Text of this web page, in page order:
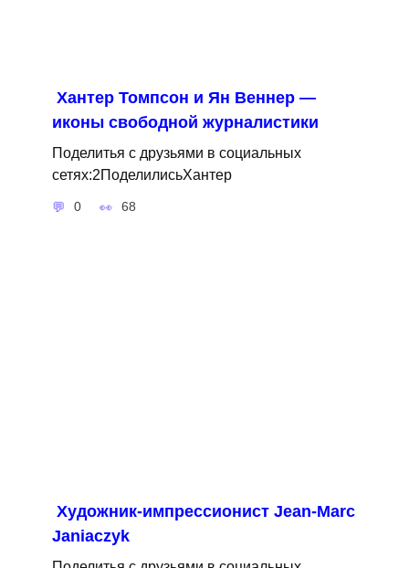
Хантер Томпсон и Ян Веннер —
иконы свободной журналистики
Поделитья с друзьями в социальных
сетях:2ПоделилисьХантер
0 68
Художник-импрессионист Jean-Marc
Janiaczyk